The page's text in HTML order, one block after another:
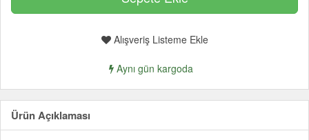
Alışveriş Listeme Ekle
Aynı gün kargoda
Ürün Açıklaması